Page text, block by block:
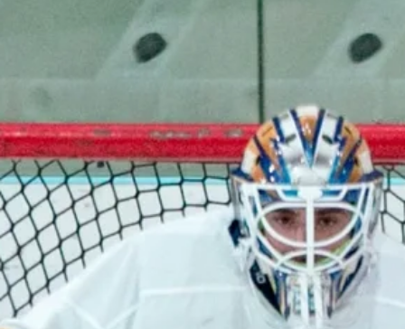
Stellenangebote
Unternehmen
Das geheime Geräusch
Wandern
Team